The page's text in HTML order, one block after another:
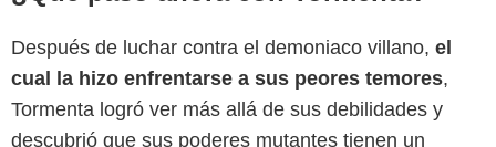
Después de luchar contra el demoniaco villano, el
cual la hizo enfrentarse a sus peores temores,
Tormenta logró ver más allá de sus debilidades y
descubrió que sus poderes mutantes tienen un
Disney Plus